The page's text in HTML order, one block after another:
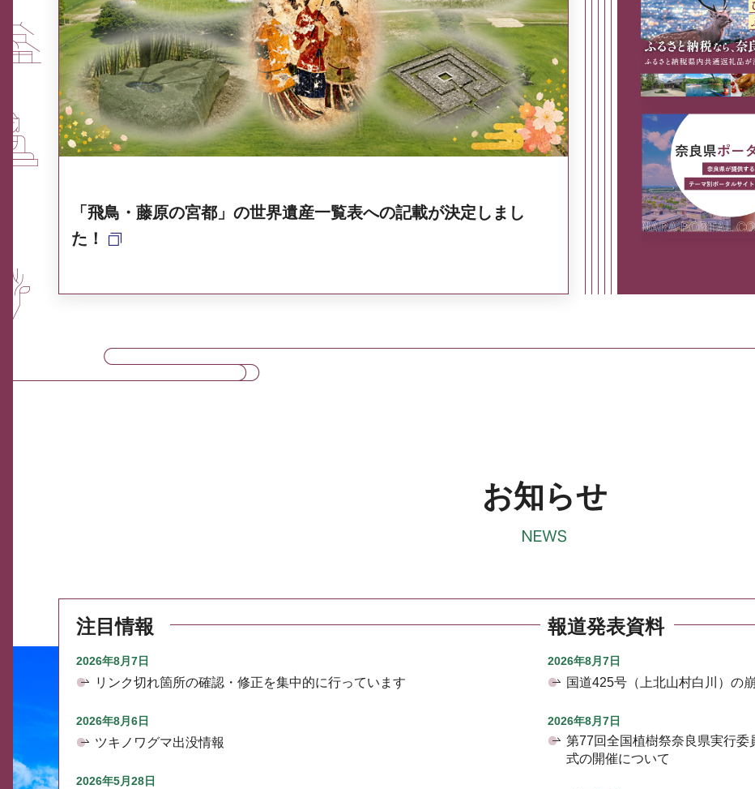
「飛鳥・藤原の宮都」の世界遺産一覧表への記載が決定しまし
た！
ふるさと納税なら、奈良 奈良県政策集
お知らせ
注目情報
2026年8月7日
リンク切れ箇所の確認・修正を集中的に行っています
2026年8月6日
ツキノワグマ出没情報
2026年5月28日
報道発表資料
2026年8月7日
国道425号（上北山村白川）の
2026年8月7日
第77回全国植樹祭奈良県実行
式の開催について